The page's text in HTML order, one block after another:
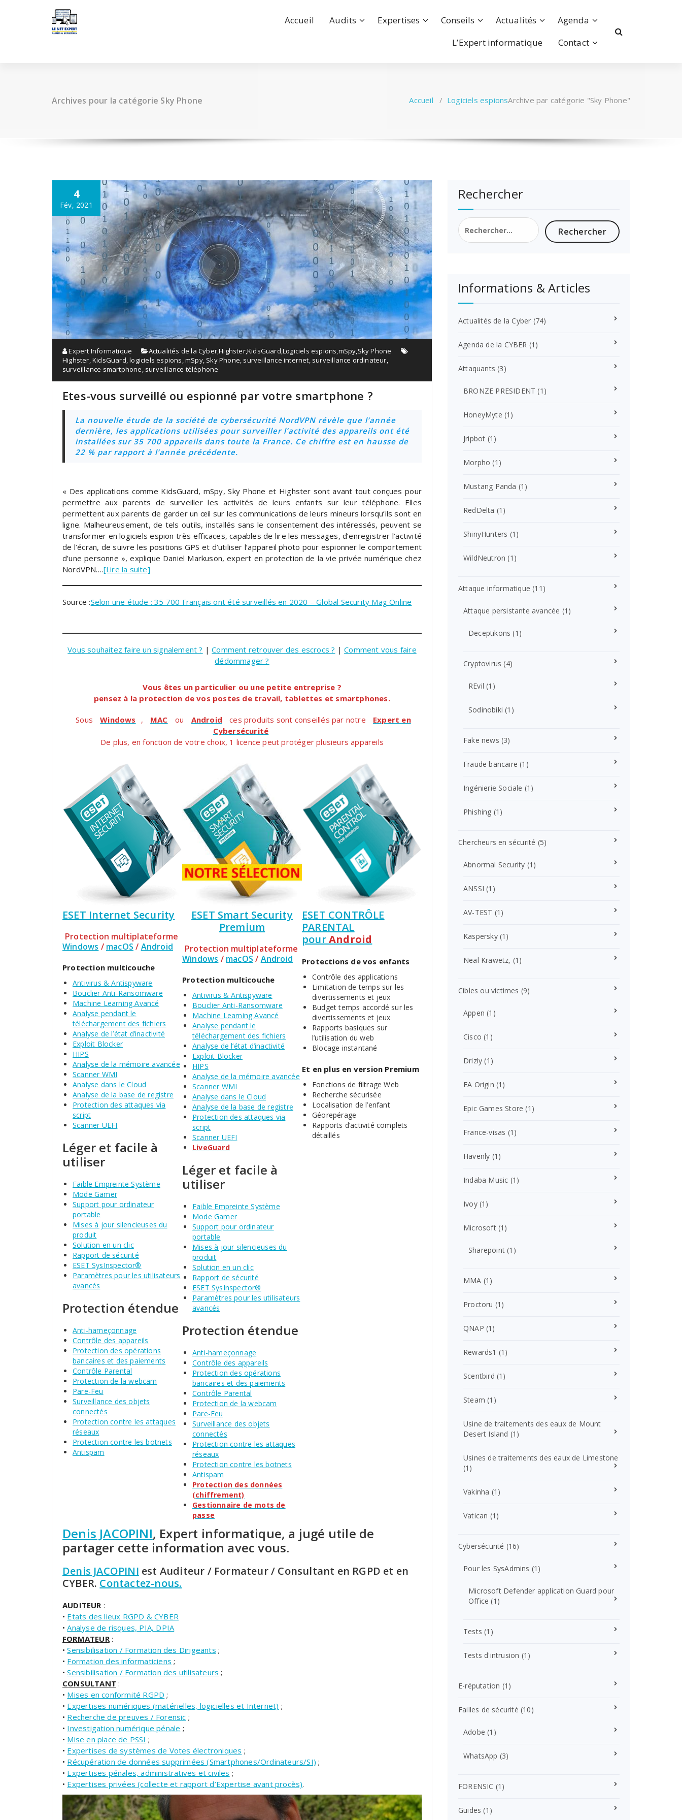
Accueil Audits Expertises Conseils Actualités
Agenda
L’Expert informatique
Contact
Archives pour la catégorie Sky Phone Accueil / Logiciels espionsArchive par catégorie "Sky Phone"
4
Fév, 2021
Expert Informatique Actualités de la Cyber,Highster,KidsGuard ,Logiciels espions mSpy Sky Phone
Highster ,KidsGuard ,logiciels espions ,mSpy, Sky Phone surveillance internet surveillance ordinateur
surveillance smartphone surveillance téléphone
Etes-vous surveillé ou espionné par votre smartphone ?
La nouvelle étude de la société de cybersécurité NordVPN révèle que l’année
dernière, les applications utilisées pour surveiller l’activité des appareils ont été
installées sur 35 700 appareils dans toute la France. Ce chiffre est en hausse de
22 % par rapport à l’année précédente.
« Des applications comme KidsGuard, mSpy, Sky Phone et Highster sont avant tout conçues pour
permettre aux parents de surveiller les activités de leurs enfants sur leur téléphone. Elles
permettent aux parents de garder un œil sur les communications de leurs mineurs lorsqu’ils sont en
ligne. Malheureusement, de tels outils, installés sans le consentement des intéressés, peuvent se
transformer en logiciels espion très efficaces, capables de lire les messages, d’enregistrer l’activité
de l’écran, de suivre les positions GPS et d’utiliser l’appareil photo pour espionner le comportement
d’une personne », explique Daniel Markuson, expert en protection de la vie privée numérique chez
NordVPN….[Lire la suite]
Source :Selon une étude : 35 700 Français ont été surveillés en 2020 – Global Security Mag Online
Vous souhaitez faire un signalement ? |Comment retrouver des escrocs ? |Comment vous faire
dédommager ?
Vous êtes un particulier ou une petite entreprise ?
pensez à la protection de vos postes de travail, tablettes et smartphones.
Sous Windows , MAC ou Android ces produits sont conseillés par notre
Expert en
Cybersécurité
De plus, en fonction de votre choix, 1 licence peut protéger plusieurs appareils
ESET Internet Security
Protection multiplateforme
Windows / macOS / Android
Protection multicouche
Antivirus & Antispyware
Bouclier Anti-Ransomware
Machine Learning Avancé
Analyse pendant le
téléchargement des fichiers
Analyse de l’état d’inactivité
Exploit Blocker
HIPS
Analyse de la mémoire avancée
Scanner WMI
Analyse dans le Cloud
Analyse de la base de registre
Protection des attaques via
script
Scanner UEFI
Léger et facile à
utiliser
Faible Empreinte Système
Mode Gamer
Support pour ordinateur
portable
Mises à jour silencieuses du
produit
Solution en un clic
Rapport de sécurité
ESET SysInspector®
Paramètres pour les utilisateurs
avancés
Protection étendue
Anti-hameçonnage
Contrôle des appareils
Protection des opérations
bancaires et des paiements
Contrôle Parental
Protection de la webcam
Pare-Feu
Surveillance des objets
connectés
Protection contre les attaques
réseaux
Protection contre les botnets
Antispam
ESET Smart Security
Premium
Protection multiplateforme
Windows / macOS / Android
Protection multicouche
Antivirus & Antispyware
Bouclier Anti-Ransomware
Machine Learning Avancé
Analyse pendant le
téléchargement des fichiers
Analyse de l’état d’inactivité
Exploit Blocker
HIPS
Analyse de la mémoire avancée
Scanner WMI
Analyse dans le Cloud
Analyse de la base de registre
Protection des attaques via
script
Scanner UEFI
LiveGuard
Léger et facile à
utiliser
Faible Empreinte Système
Mode Gamer
Support pour ordinateur
portable
Mises à jour silencieuses du
produit
Solution en un clic
Rapport de sécurité
ESET SysInspector®
Paramètres pour les utilisateurs
avancés
Protection étendue
Anti-hameçonnage
Contrôle des appareils
Protection des opérations
bancaires et des paiements
Contrôle Parental
Protection de la webcam
Pare-Feu
Surveillance des objets
connectés
Protection contre les attaques
réseaux
Protection contre les botnets
Antispam
Protection des données
(chiffrement)
Gestionnaire de mots de
passe
ESET CONTRÔLE
PARENTAL
pourAndroid
Protections de vos enfants
Contrôle des applications
Limitation de temps sur les
divertissements et jeux
Budget temps accordé sur les
divertissements et jeux
Rapports basiques sur
l’utilisation du web
Blocage instantané
Et en plus en version Premium
Fonctions de filtrage Web
Recherche sécurisée
Localisation de l’enfant
Géorepérage
Rapports d’activité complets
détaillés
Denis JACOPINI, Expert informatique, a jugé utile de
partager cette information avec vous.
Denis JACOPINI est Auditeur / Formateur / Consultant en RGPD et en
CYBER. Contactez-nous.
AUDITEUR :
• Etats des lieux RGPD & CYBER
•Analyse de risques, PIA, DPIA
FORMATEUR:
•Sensibilisation / Formation des Dirigeants ;
• Formation des informaticiens ;
•Sensibilisation / Formation des utilisateurs ;
CONSULTANT :
• Mises en conformité RGPD ;
• Expertises numériques (matérielles, logicielles et Internet) ;
• Recherche de preuves / Forensic ;
• Investigation numérique pénale ;
• Mise en place de PSSI ;
• Expertises de systèmes de Votes électroniques ;
• Récupération de données supprimées (Smartphones/Ordinateurs/SI) ;
• Expertises pénales, administratives et civiles ;
• Expertises privées (collecte et rapport d’Expertise avant procès).
Rechercher
Rechercher :
Informations & Articles
Actualités de la Cyber (74)
Agenda de la CYBER (1)
Attaquants (3)
BRONZE PRESIDENT (1)
HoneyMyte (1)
Jripbot (1)
Morpho (1)
Mustang Panda (1)
RedDelta (1)
ShinyHunters (1)
WildNeutron (1)
Attaque informatique (11)
Attaque persistante avancée (1)
Deceptikons (1)
Cryptovirus (4)
REvil (1)
Sodinobiki (1)
Fake news (3)
Fraude bancaire (1)
Ingénierie Sociale (1)
Phishing (1)
Chercheurs en sécurité (5)
Abnormal Security (1)
ANSSI (1)
AV-TEST (1)
Kaspersky(1)
Neal Krawetz, (1)
Cibles ou victimes (9)
Appen (1)
Cisco (1)
Drizly (1)
EA Origin (1)
Epic Games Store (1)
France-visas (1)
Havenly (1)
Indaba Music (1)
Ivoy(1)
Microsoft(1)
Sharepoint (1)
MMA (1)
Proctoru (1)
QNAP (1)
Rewards1 (1)
Scentbird (1)
Steam (1)
Usine de traitements des eaux de Mount
Desert Island (1)
Usines de traitements des eaux de Limestone
(1)
Vakinha (1)
Vatican (1)
Cybersécurité (16)
Pour les SysAdmins (1)
Microsoft Defender application Guard pour
Office (1)
Tests (1)
Tests d'intrusion (1)
E-réputation (1)
Failles de sécurité (10)
Adobe (1)
WhatsApp (3)
FORENSIC (1)
Guides (1)